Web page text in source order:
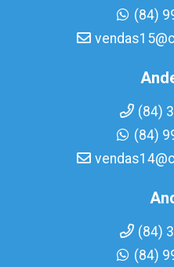
(84)
(84)
(84)
(84)
(84)